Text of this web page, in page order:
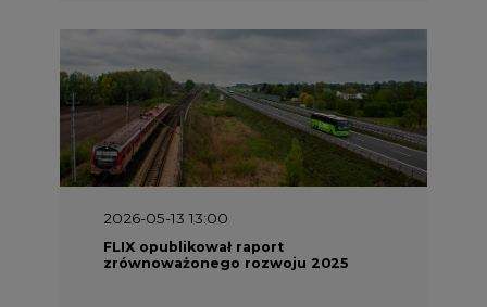
2026-05-13 13:00
FLIX opublikował raport
zrównoważonego rozwoju 2025